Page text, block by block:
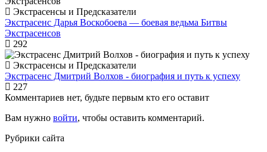
Экстрасенсы и Предсказатели
Экстрасенс Дарья Воскобоева — боевая ведьма Битвы
Экстрасенсов
292
Экстрасенсы и Предсказатели
Экстрасенс Дмитрий Волхов - биография и путь к успеху
227
Комментариев нет, будьте первым кто его оставит
Вам нужно войти, чтобы оставить комментарий.
Рубрики сайта